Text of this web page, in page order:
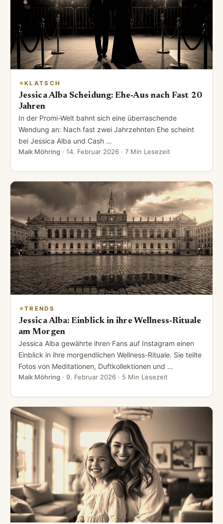
KLATSCH
Jessica Alba Scheidung: Ehe-Aus nach Fast 20
Jahren
In der Promi-Welt bahnt sich eine überraschende
Wendung an: Nach fast zwei Jahrzehnten Ehe scheint
bei Jessica Alba und Cash …
Maik Möhring · 14. Februar 2026 · 7 Min Lesezeit
TRENDS
Jessica Alba: Einblick in ihre Wellness-Rituale
am Morgen
Jessica Alba gewährte ihren Fans auf Instagram einen
Einblick in ihre morgendlichen Wellness-Rituale. Sie teilte
Fotos von Meditationen, Duftkollektionen und …
Maik Möhring · 9. Februar 2026 · 5 Min Lesezeit